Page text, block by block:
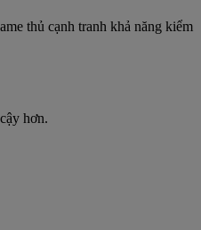
thủ cạnh tranh khả năng kiểm
hơn.